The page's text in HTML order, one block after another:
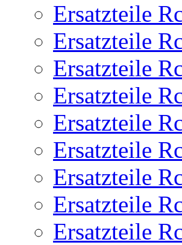
Ersatzteile
Ersatzteile
Ersatzteile
Ersatzteile
Ersatzteile
Ersatzteile
Ersatzteile
Ersatzteile
Ersatzteile